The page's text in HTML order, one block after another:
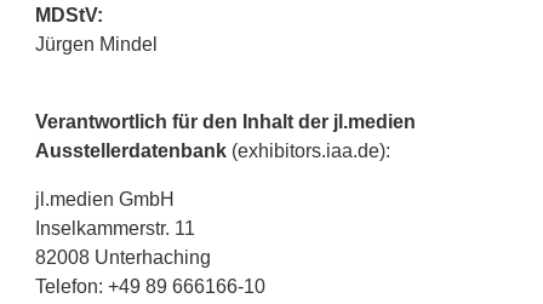
MDStV:
Jürgen Mindel
Verantwortlich für den Inhalt der jl.medien
Ausstellerdatenbank (exhibitors.iaa.de):
jl.medien GmbH
Inselkammerstr. 11
82008 Unterhaching
Telefon: +49 89 666166-10